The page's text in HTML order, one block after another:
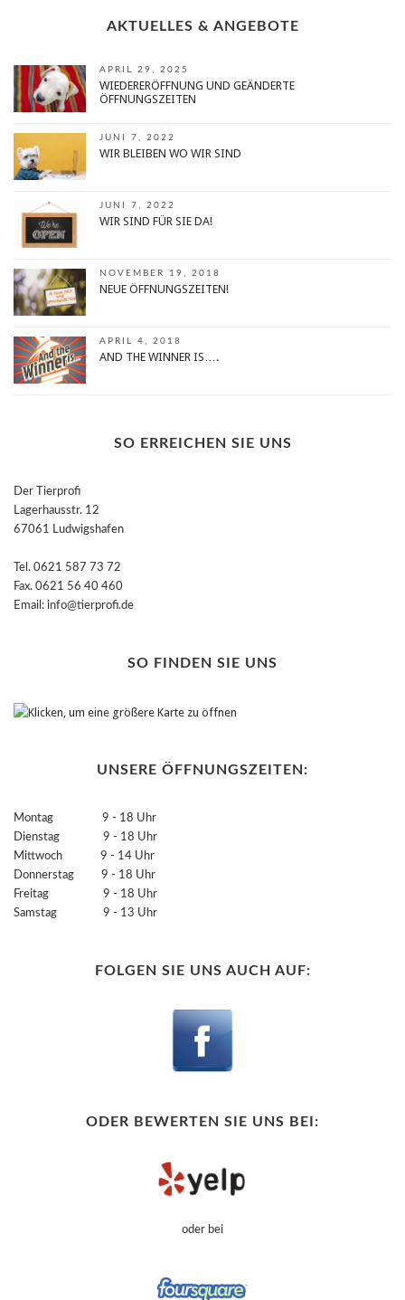
AKTUELLES & ANGEBOTE
APRIL 29, 2025
WIEDERERÖFFNUNG UND GEÄNDERTE
ÖFFNUNGSZEITEN
JUNI 7, 2022
WIR BLEIBEN WO WIR SIND
JUNI 7, 2022
WIR SIND FÜR SIE DA!
NOVEMBER 19, 2018
NEUE ÖFFNUNGSZEITEN!
APRIL 4, 2018
AND THE WINNER IS….
SO ERREICHEN SIE UNS
Der Tierprofi
Lagerhausstr. 12
67061 Ludwigshafen
Tel. 0621 587 73 72
Fax. 0621 56 40 460
Email: info@tierprofi.de
SO FINDEN SIE UNS
UNSERE ÖFFNUNGSZEITEN:
Montag 9 - 18 Uhr
Dienstag 9 - 18 Uhr
Mittwoch 9 - 14 Uhr
Donnerstag 9 - 18 Uhr
Freitag 9 - 18 Uhr
Samstag 9 - 13 Uhr
FOLGEN SIE UNS AUCH AUF:
ODER BEWERTEN SIE UNS BEI:
oder bei